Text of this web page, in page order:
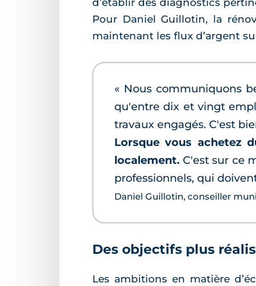
d’établir des diagnostics
Pour Daniel Guillotin, la
maintenant les flux d’argent
« Nous communiquons
qu'entre dix et vingt
travaux engagés. C'est
Lorsque vous achetez
localement. C'est sur ce
professionnels, qui
Daniel Guillotin, conseiller
Des objectifs plus
Les ambitions en matière